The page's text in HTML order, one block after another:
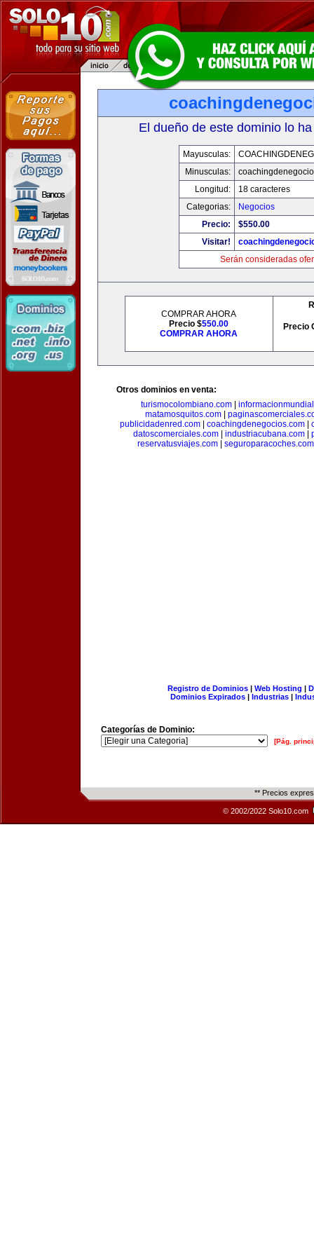
El dueño de este dominio lo
Mayusculas:
Minusculas:
Longitud:
18 caracteres
Categorias:
Negocios
Precio:
$550.00
Visitar!
Serán consideradas
COMPRAR AHORA
Precio $550.00
COMPRAR AHORA
Precio
Otros dominios en venta:
turismocolombiano.com
matamosquitos.com|
publicidadenred.com| coachingdenegocios.com|
datoscomerciales.com| industriacubana.com|
reservatusviajes.com| seguroparacoches.com
Registro de Dominios| Web Hosting |
Dominios Expirados | Industrias |
Categorías de Dominio:
[Pág.
** Precios
© 2002/2022 Solo10.com